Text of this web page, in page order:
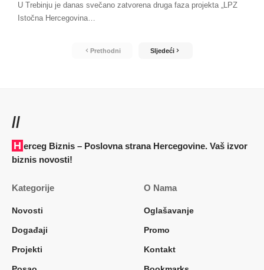
U Trebinju je danas svečano zatvorena druga faza projekta „LPZ
Istočna Hercegovina…
Prethodni Sljedeći
//
Herceg Biznis – Poslovna strana Hercegovine. Vaš izvor
biznis novosti!
Kategorije
Novosti
Događaji
Projekti
O Nama
Oglašavanje
Promo
Kontakt